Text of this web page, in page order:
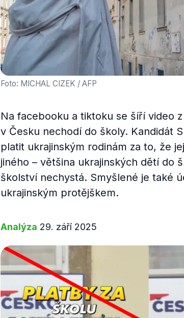
Foto: MICHAL CIZEK / AFP
Na facebooku a tiktoku se šíří video
v Česku nechodí do školy. Kandidát
platit ukrajinským rodinám za to, že
jiného – většina ukrajinských dětí do
školství nechystá. Smyšlené je také
ukrajinským protějškem.
Analýza 29. září 2025